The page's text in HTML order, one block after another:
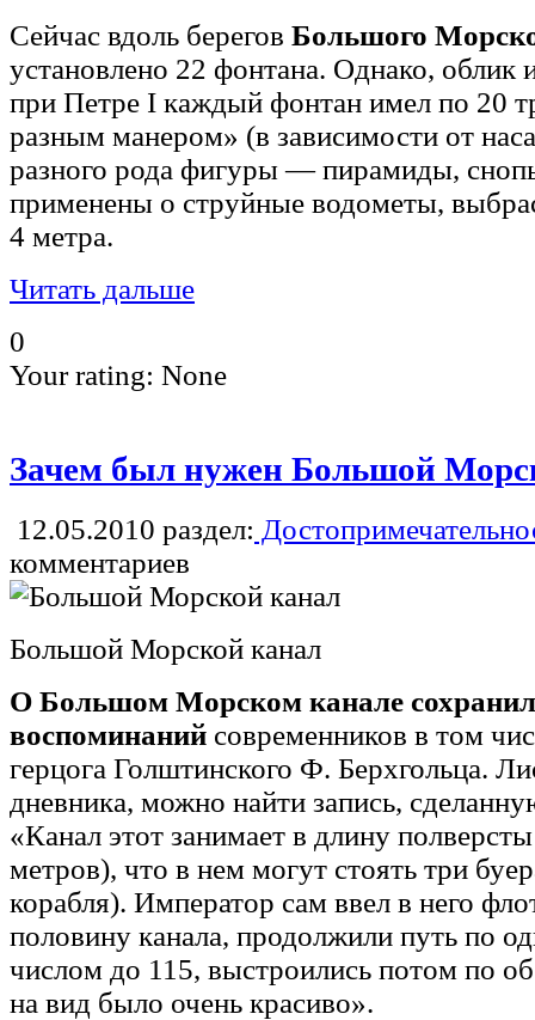
Сейчас вдоль берегов Большого
yстановлено 22 фонтана. Однако, облик
при Петре I каждый фонтан имел по 20
разным манером» (в зависимости от
разного рода фигуры — пирамиды,
применены о струйные водометы,
4 метра.
Читать дальше
0
Your rating: None
Зачем был нужен Большой
12.05.2010 раздел:
комментариев
Большой Морской канал
О Большом Морском канале
воспоминаний современников в том
герцога Голштинского Ф. Берхгольца.
дневника, можно найти запись,
«Канал этот занимает в длину
метров), что в нем могут стоять три
корабля). Император сам ввел в него
половину канала, продолжили путь по
числом до 115, выстроились потом по
на вид было очень красиво».